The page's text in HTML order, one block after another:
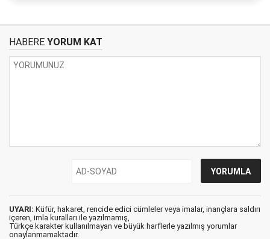
HABERE YORUM KAT
UYARI: Küfür, hakaret, rencide edici cümleler veya imalar, inançlara saldırı
içeren, imla kuralları ile yazılmamış,
Türkçe karakter kullanılmayan ve büyük harflerle yazılmış yorumlar
onaylanmamaktadır.